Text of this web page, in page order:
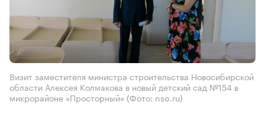
Визит заместителя министра строительства Новосибирской
области Алексея Колмакова в новый детский сад №154 в
микрорайоне «Просторный» (Фото: nso.ru)